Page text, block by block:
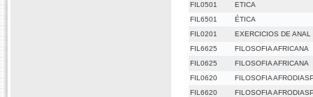
FIL0501
ETICA
FIL6501
ÉTICA
FIL0201
EXERCICIOS DE
FIL6625
FILOSOFIA AFRICANA
FIL0625
FILOSOFIA AFRICANA
FIL0620
FILOSOFIA
FIL6620
FILOSOFIA